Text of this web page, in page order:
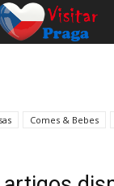
Comes & Bebes